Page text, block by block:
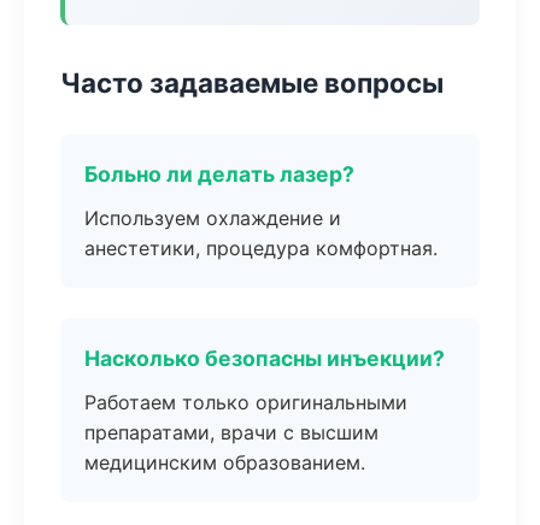
Часто задаваемые вопросы
Больно ли делать лазер?
Используем охлаждение и
анестетики, процедура комфортная.
Насколько безопасны инъекции?
Работаем только оригинальными
препаратами, врачи с высшим
медицинским образованием.